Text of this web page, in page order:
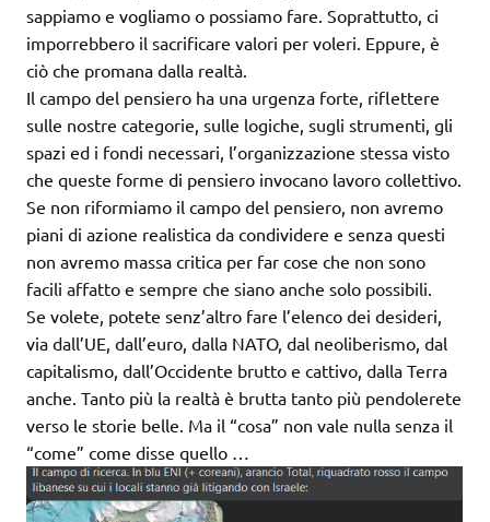
sappiamo e vogliamo o possiamo fare. Soprattutto, ci
imporrebbero il sacrificare valori per voleri. Eppure, è
ciò che promana dalla realtà.
Il campo del pensiero ha una urgenza forte, riflettere
sulle nostre categorie, sulle logiche, sugli strumenti, gli
spazi ed i fondi necessari, l’organizzazione stessa visto
che queste forme di pensiero invocano lavoro collettivo.
Se non riformiamo il campo del pensiero, non avremo
piani di azione realistica da condividere e senza questi
non avremo massa critica per far cose che non sono
facili affatto e sempre che siano anche solo possibili.
Se volete, potete senz’altro fare l’elenco dei desideri,
via dall’UE, dall’euro, dalla NATO, dal neoliberismo, dal
capitalismo, dall’Occidente brutto e cattivo, dalla Terra
anche. Tanto più la realtà è brutta tanto più pendolerete
verso le storie belle. Ma il “cosa” non vale nulla senza il
“come” come disse quello …